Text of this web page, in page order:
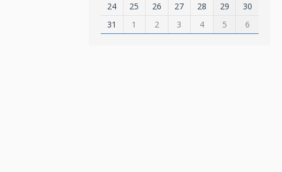
24
25 26 27 28 29
30
31
1 2 3 4 5 6